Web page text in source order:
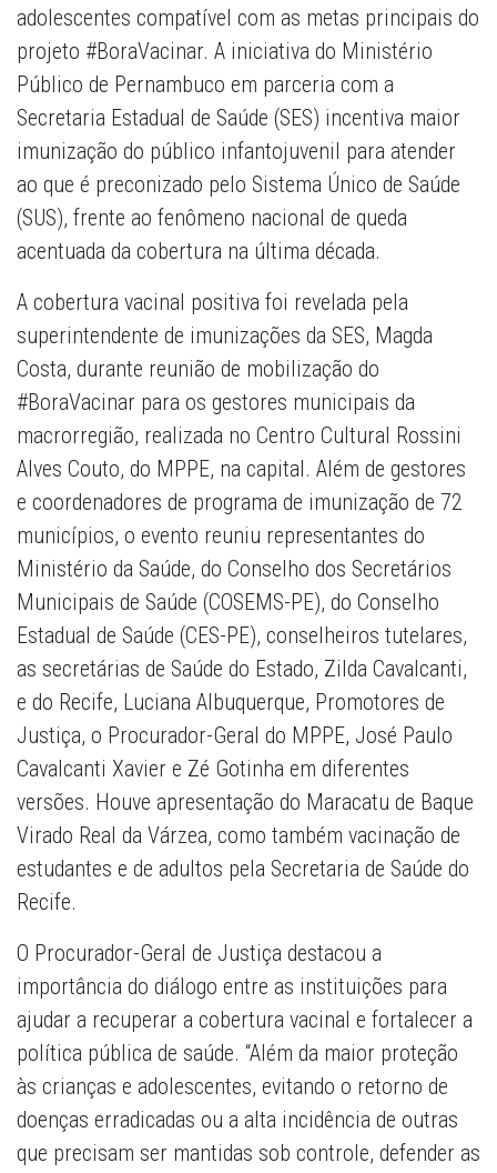
adolescentes compatível com as metas principais do
projeto #BoraVacinar. A iniciativa do Ministério
Público de Pernambuco em parceria com a
Secretaria Estadual de Saúde (SES) incentiva maior
imunização do público infantojuvenil para atender
ao que é preconizado pelo Sistema Único de Saúde
(SUS), frente ao fenômeno nacional de queda
acentuada da cobertura na última década.
A cobertura vacinal positiva foi revelada pela
superintendente de imunizações da SES, Magda
Costa, durante reunião de mobilização do
#BoraVacinar para os gestores municipais da
macrorregião, realizada no Centro Cultural Rossini
Alves Couto, do MPPE, na capital. Além de gestores
e coordenadores de programa de imunização de 72
municípios, o evento reuniu representantes do
Ministério da Saúde, do Conselho dos Secretários
Municipais de Saúde (COSEMS-PE), do Conselho
Estadual de Saúde (CES-PE), conselheiros tutelares,
as secretárias de Saúde do Estado, Zilda Cavalcanti,
e do Recife, Luciana Albuquerque, Promotores de
Justiça, o Procurador-Geral do MPPE, José Paulo
Cavalcanti Xavier e Zé Gotinha em diferentes
versões. Houve apresentação do Maracatu de Baque
Virado Real da Várzea, como também vacinação de
estudantes e de adultos pela Secretaria de Saúde do
Recife.
O Procurador-Geral de Justiça destacou a
importância do diálogo entre as instituições para
ajudar a recuperar a cobertura vacinal e fortalecer a
política pública de saúde. “Além da maior proteção
às crianças e adolescentes, evitando o retorno de
doenças erradicadas ou a alta incidência de outras
que precisam ser mantidas sob controle, defender as